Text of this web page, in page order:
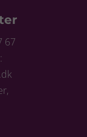
67